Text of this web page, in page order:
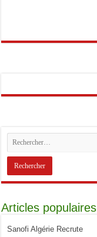
Articles populaires
Sanofi Algérie Recrute